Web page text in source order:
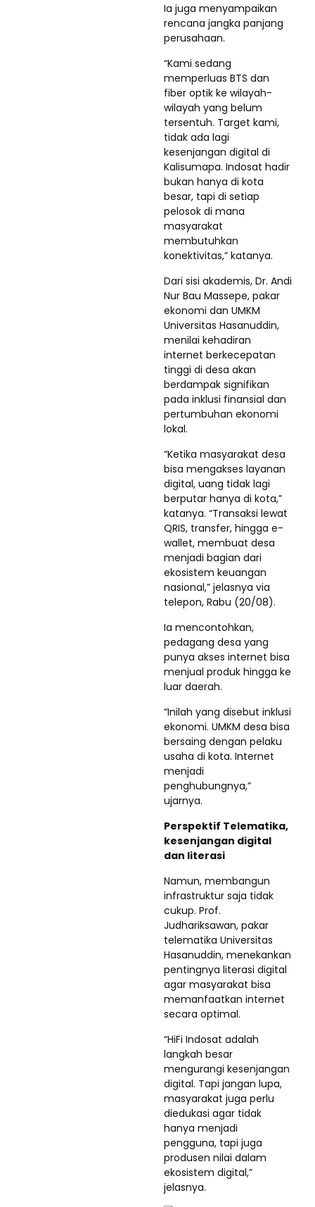
Ia juga menyampaikan
rencana jangka panjang
perusahaan.
“Kami sedang
memperluas BTS dan
fiber optik ke wilayah-
wilayah yang belum
tersentuh. Target kami,
tidak ada lagi
kesenjangan digital di
Kalisumapa. Indosat hadir
bukan hanya di kota
besar, tapi di setiap
pelosok di mana
masyarakat
membutuhkan
konektivitas,” katanya.
Dari sisi akademis, Dr. Andi
Nur Bau Massepe, pakar
ekonomi dan UMKM
Universitas Hasanuddin,
menilai kehadiran
internet berkecepatan
tinggi di desa akan
berdampak signifikan
pada inklusi finansial dan
pertumbuhan ekonomi
lokal.
“Ketika masyarakat desa
bisa mengakses layanan
digital, uang tidak lagi
berputar hanya di kota,”
katanya. “Transaksi lewat
QRIS, transfer, hingga e-
wallet, membuat desa
menjadi bagian dari
ekosistem keuangan
nasional,” jelasnya via
telepon, Rabu (20/08).
Ia mencontohkan,
pedagang desa yang
punya akses internet bisa
menjual produk hingga ke
luar daerah.
“Inilah yang disebut inklusi
ekonomi. UMKM desa bisa
bersaing dengan pelaku
usaha di kota. Internet
menjadi
penghubungnya,”
ujarnya.
Perspektif Telematika,
kesenjangan digital
dan literasi
Namun, membangun
infrastruktur saja tidak
cukup. Prof.
Judhariksawan, pakar
telematika Universitas
Hasanuddin, menekankan
pentingnya literasi digital
agar masyarakat bisa
memanfaatkan internet
secara optimal.
“HiFi Indosat adalah
langkah besar
mengurangi kesenjangan
digital. Tapi jangan lupa,
masyarakat juga perlu
diedukasi agar tidak
hanya menjadi
pengguna, tapi juga
produsen nilai dalam
ekosistem digital,”
jelasnya.